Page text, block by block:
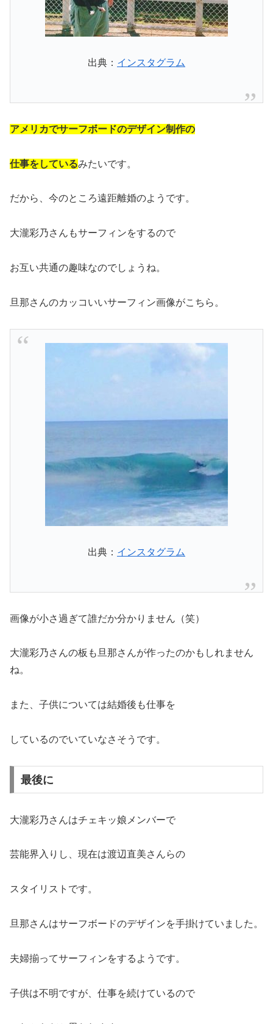
出典： インスタグラム
アメリカでサーフボードのデザイン制作の
仕事をしているみたいです。
だから、今のところ遠距離婚のようです。
大瀧彩乃さんもサーフィンをするので
お互い共通の趣味なのでしょうね。
旦那さんのカッコいいサーフィン画像がこちら。
出典： インスタグラム
画像が小さ過ぎて誰だか分かりません（笑）
大瀧彩乃さんの板も旦那さんが作ったのかもしれません
ね。
また、子供については結婚後も仕事を
しているのでいていなさそうです。
最後に
大瀧彩乃さんはチェキッ娘メンバーで
芸能界入りし、現在は渡辺直美さんらの
スタイリストです。
旦那さんはサーフボードのデザインを手掛けていました。
夫婦揃ってサーフィンをするようです。
子供は不明ですが、仕事を続けているので